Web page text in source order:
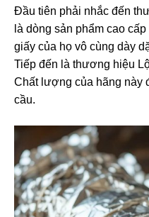
Đầu tiên phải nhắc đến
là dòng sản phẩm cao
giấy của họ vô cùng dày
Tiếp đến là thương hiệu
Chất lượng của hãng này
cầu.